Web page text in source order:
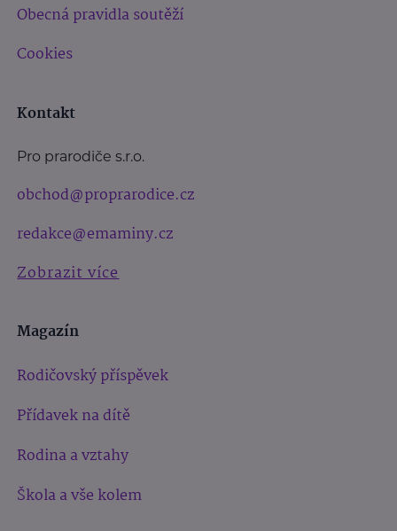
Obecná pravidla soutěží
Cookies
Kontakt
Pro prarodiče s.r.o.
obchod@proprarodice.cz
redakce@emaminy.cz
Zobrazit více
Magazín
Rodičovský příspěvek
Přídavek na dítě
Rodina a vztahy
Škola a vše kolem